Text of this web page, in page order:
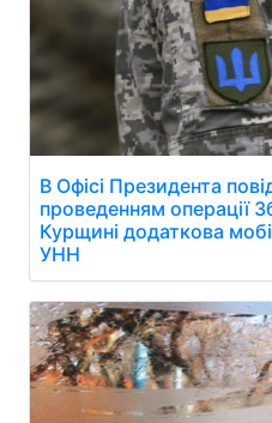
В Офісі Президента
проведенням операції
Курщині додаткова
УНН